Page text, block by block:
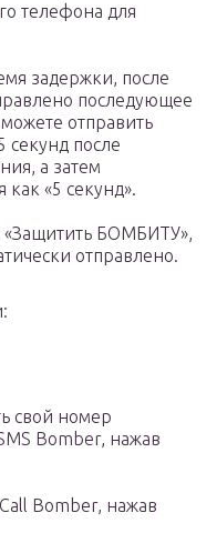
телефона для
задержки, после
последующее
отправить
секунд после
а затем
как «5 секунд».
«Защитить БОМБИТУ»,
отправлено.
свой номер
Bomber, нажав
Bomber, нажав